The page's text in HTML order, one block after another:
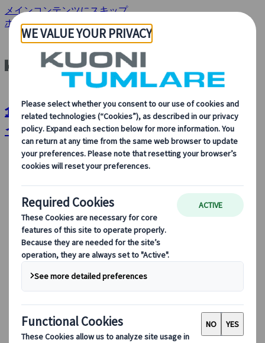
メインコンテンツにスキップ
ホーム サービス 企業ミーティング & イベント
企業ミーティング & イベント | クオニ
イツムラーレ
会社情報
会社情報
当社について、当社の事業内容、旅行のサステイナビ
リティ、革新、最新のテクノロジーに対する当社の取
り組みについて詳しくご覧ください。
概要を見る
クオニイツムラーレとは
役員紹介
サステナビリティ
パートナーズモバイルアプリケーション
サプライヤーポータル